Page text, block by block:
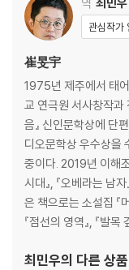
관심작가
崔旻宇
1975년 제주에서 태
교 연극원 서사창작과
음』 신인문학상에 단
디오문학상 우수상을
중이다. 2019년 이해
시대』, 『오베라는 남
은 책으로는 소설집 『
『점선의 영역』, 『발
최민우의 다른 상품